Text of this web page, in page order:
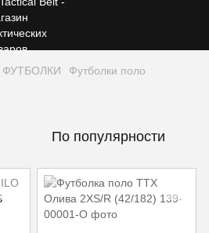
ФУТБОЛКИ Футболки поло
По популярности